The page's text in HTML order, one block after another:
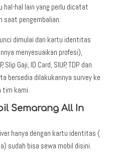
hal-hal lain yang perlu dicatat
saat pengembalian.
dimulai dari kartu identitas
menyesuaikan profesi),
Gaji, ID Card, SIUP, TDP dan
bersedia dilakukannya survey ke
tim kami.
Semarang All In
hanya dengan kartu identitas (
sudah bisa sewa mobil disini.